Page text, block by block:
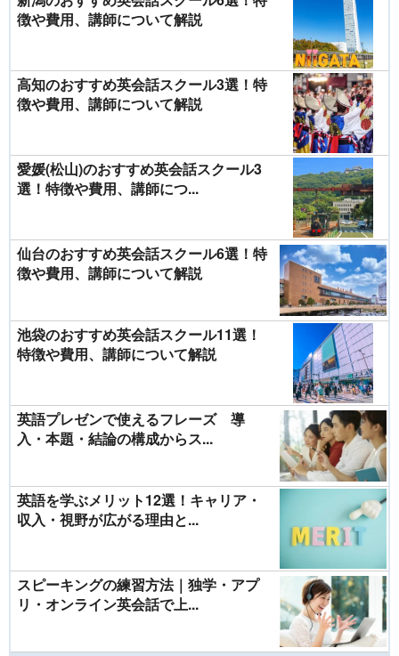
徴や費用、講師について解説
高知のおすすめ英会話スクール3選！特
徴や費用、講師について解説
愛媛(松山)のおすすめ英会話スクール3
選！特徴や費用、講師につ...
仙台のおすすめ英会話スクール6選！特
徴や費用、講師について解説
池袋のおすすめ英会話スクール11選！
特徴や費用、講師について解説
英語プレゼンで使えるフレーズ 導
入・本題・結論の構成からス...
英語を学ぶメリット12選！キャリア・
収入・視野が広がる理由と...
スピーキングの練習方法｜独学・アプ
リ・オンライン英会話で上...